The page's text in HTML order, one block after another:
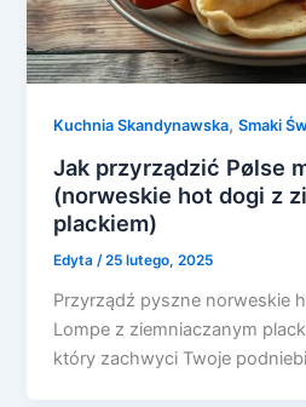
Kuchnia Skandynawska,Smaki
Jak przyrządzić Pølse
(norweskie hot dogi z
plackiem)
Edyta/25 lutego, 2025
Przyrządź pyszne norweskie
Lompe z ziemniaczanym
który zachwyci Twoje